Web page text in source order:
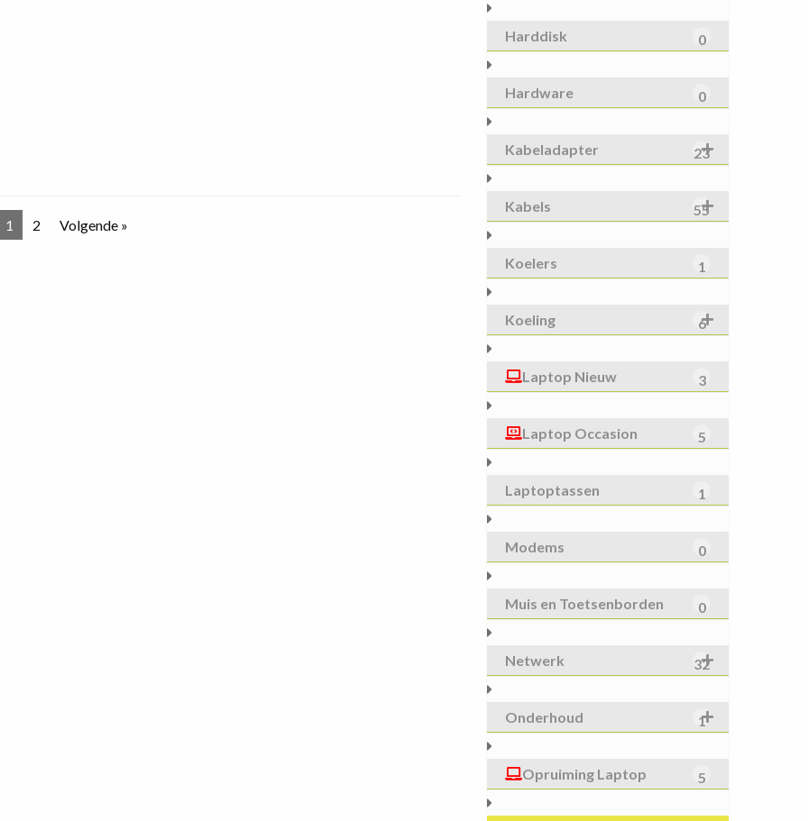
1 2 Volgende »
Harddisk 0
Hardware 0
Kabeladapter 23
Kabels 55
Koelers 1
Koeling 6
Laptop Nieuw 3
Laptop Occasion 5
Laptoptassen 1
Modems 0
Muis en Toetsenborden 0
Netwerk 32
Onderhoud 1
Opruiming Laptop 5